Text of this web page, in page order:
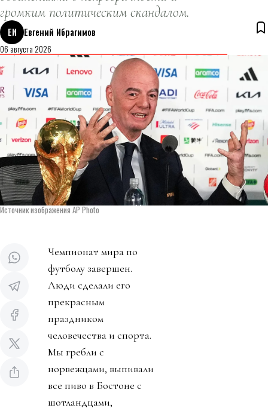
громким политическим скандалом.
ЕИ
Евгений Ибрагимов
06 августа 2026
Источник изображения AP Photo
Чемпионат мира по
футболу завершен.
Люди сделали его
прекрасным
праздником
человечества и спорта.
Мы гребли с
норвежцами, выпивали
все пиво в Бостоне с
шотландцами,